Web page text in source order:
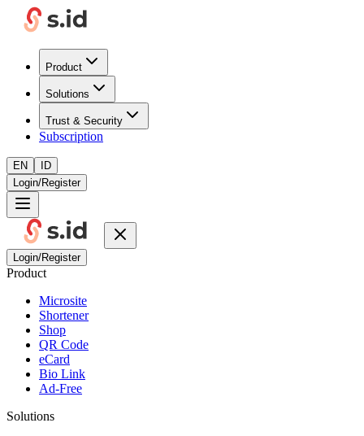
Product
Solutions
Trust & Security
Subscription
EN
ID
Login/Register
Login/Register
Product
Microsite
Shortener
Shop
QR Code
eCard
Bio Link
Ad-Free
Solutions